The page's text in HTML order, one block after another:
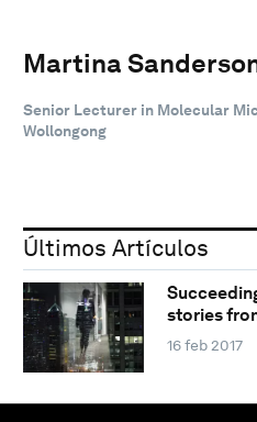
Martina
Senior Lecturer in Molecular
Wollongong
Últimos Artículos
stories
16 feb 2017